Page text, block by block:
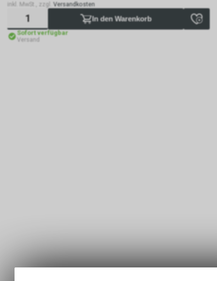
inkl. MwSt., zzgl. Versandkosten
In den Warenkorb
Sofort verfügbar
Versand